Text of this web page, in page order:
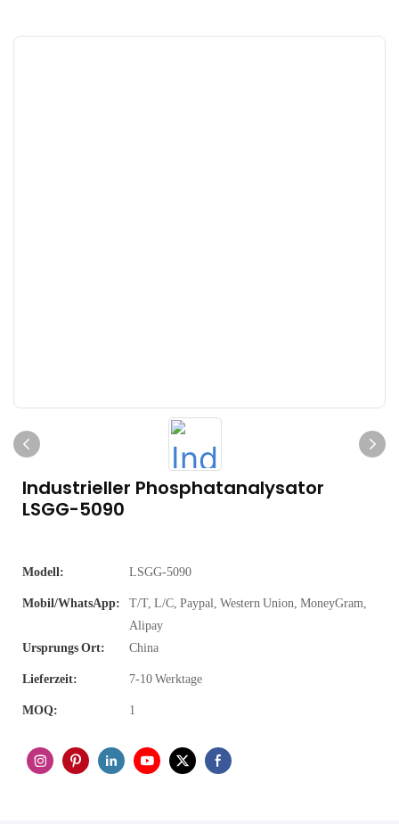
Industrieller Phosphatanalysator
LSGG-5090
Modell: LSGG-5090
Mobil/WhatsApp:
T/T, L/C, Paypal, Western Union, MoneyGram,
Alipay
Ursprungs Ort:
China
Lieferzeit: 7-10 Werktage
MOQ: 1